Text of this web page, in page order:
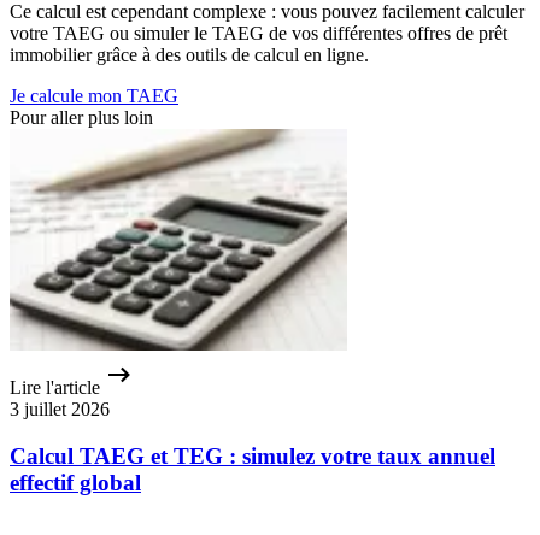
Ce calcul est cependant complexe : vous pouvez facilement calculer
votre TAEG ou simuler le TAEG de vos différentes offres de prêt
immobilier grâce à des outils de calcul en ligne.
Je calcule mon TAEG
Pour aller plus loin
Lire l'article
3 juillet 2026
Calcul TAEG et TEG : simulez votre taux annuel
effectif global